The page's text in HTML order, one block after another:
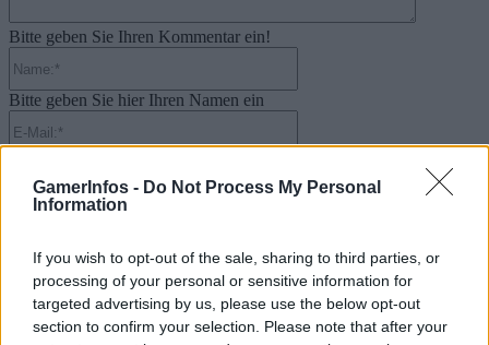
GamerInfos - Do Not Process My Personal
Information
If you wish to opt-out of the sale, sharing to third parties, or
processing of your personal or sensitive information for
targeted advertising by us, please use the below opt-out
section to confirm your selection. Please note that after your
Bitte geben Sie Ihren Kommentar ein!
Bitte geben Sie hier Ihren Namen ein
Bitte geben Sie hier Ihre E-Mail-Adresse ein
Website: